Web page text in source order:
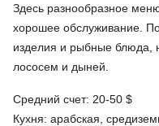
Здесь разнообразное
хорошее обслуживание.
изделия и рыбные блюда,
лососем и дыней.
Средний счет: 20-50 $
Кухня: арабская,